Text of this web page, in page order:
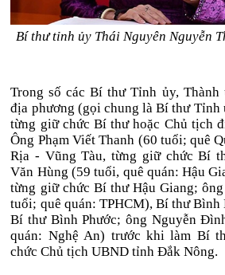
Bí thư tỉnh ủy Thái Nguyên Nguyễn
Trong số các Bí thư Tỉnh ủy,
địa phương (gọi chung là Bí thư
từng giữ chức Bí thư hoặc Chủ tịch
Ông Phạm Viết Thanh (60 tuổi; quê
Rịa - Vũng Tàu, từng giữ chức Bí
Văn Hùng (59 tuổi, quê quán: Hậu
từng giữ chức Bí thư Hậu Giang;
tuổi; quê quán: TPHCM), Bí thư Bình
Bí thư Bình Phước; ông Nguyễn
quán: Nghệ An) trước khi làm Bí
chức Chủ tịch UBND tỉnh Đắk Nông.